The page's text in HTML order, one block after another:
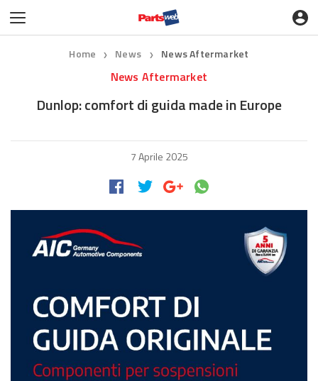
Home ❯ News ❯ News Aftermarket
News Aftermarket
Dunlop: comfort di guida made in Europe
7 Aprile 2025